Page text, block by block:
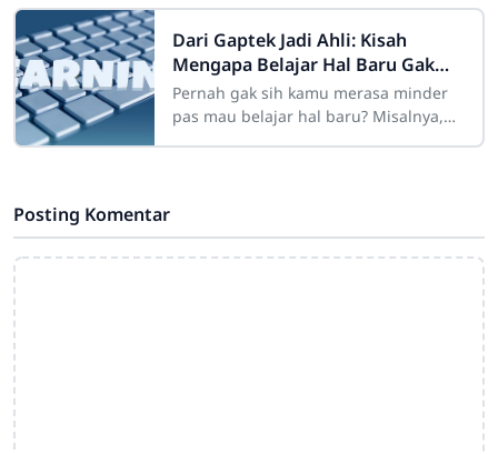
terlihat seperti "sandi rumput" yang
Dari Gaptek Jadi Ahli: Kisah
Mengapa Belajar Hal Baru Gak
Pernah Mengenal Kata Terlambat
Pernah gak sih kamu merasa minder
pas mau belajar hal baru? Misalnya,
Posting Komentar